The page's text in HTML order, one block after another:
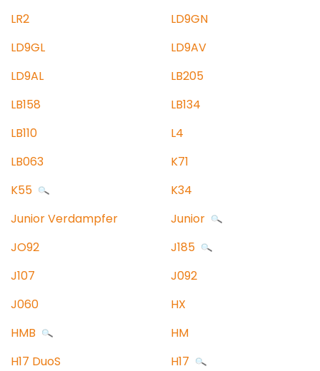
LR2
LD9GN
LD9GL
LD9AV
LD9AL
LB205
LB158
LB134
LB110
L4
LB063
K71
K55
K34
Junior Verdampfer
Junior
JO92
J185
J107
J092
J060
HX
HMB
HM
H17 DuoS
H17